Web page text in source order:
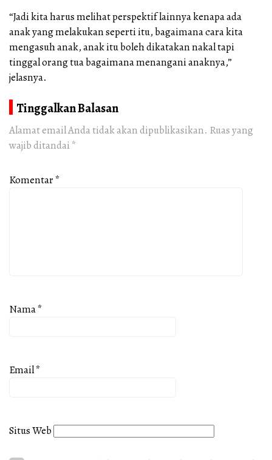
“Jadi kita harus melihat perspektif lainnya kenapa ada
anak yang melakukan seperti itu, bagaimana cara kita
mengasuh anak, anak itu boleh dikatakan nakal tapi
tinggal orang tua bagaimana menangani anaknya,”
jelasnya.
Tinggalkan Balasan
Alamat email Anda tidak akan dipublikasikan. Ruas yang
wajib ditandai *
Komentar*
Nama*
Email*
Situs Web